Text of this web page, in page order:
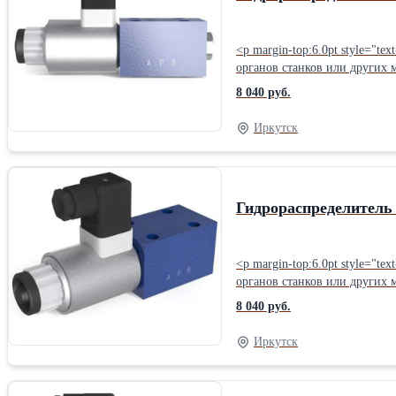
<p margin-top:6.0pt
органов станков или других машин. Работа: - при обесточенных магнитах коммутация линий гидрораспределителя
электромагнита со стороны отверстия
«В» коммутация линий гидрораспределителя
минеральное масло; - номинальная тонкость фильтрации – 25 мкм. Габаритные и присоединительные размеры ВЕ 6.574 Г220: Схема распределения потока ВЕ 6.574 Г220
:Условный проход: 6 мм
см3/мин Вид монтажа:
8 040 руб.
Иркутск
<p margin-top:6.0pt
органов станков или других машин. Работа: - при обесточенных магнитах коммутация линий гидрораспределителя
электромагнита со стороны отверстия
«В» коммутация линий гидрораспределителя
минеральное масло; - номинальная тонкость фильтрации – 25 мкм. Габаритные и присоединительные размеры ВЕ 6.573Е Г24: Схема распределения потока ВЕ 6.573Е
Г24:Условный проход: 6 мм
120 см3/мин Вид монтажа:
8 040 руб.
Иркутск